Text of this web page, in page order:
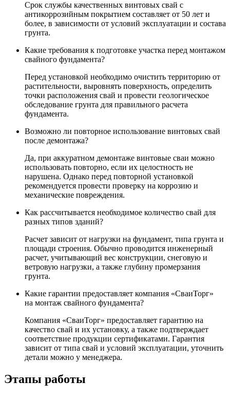
Срок службы качественных винтовых свай с
антикоррозийным покрытием составляет от 50 лет и
более, в зависимости от условий эксплуатации и состава
грунта.
Какие требования к подготовке участка перед монтажом
свайного фундамента?
Перед установкой необходимо очистить территорию от
растительности, выровнять поверхность, определить
точки расположения свай и провести геологическое
обследование грунта для правильного расчета
фундамента.
Возможно ли повторное использование винтовых свай
после демонтажа?
Да, при аккуратном демонтаже винтовые сваи можно
использовать повторно, если их целостность не
нарушена. Однако перед повторной установкой
рекомендуется провести проверку на коррозию и
механические повреждения.
Как рассчитывается необходимое количество свай для
разных типов зданий?
Расчет зависит от нагрузки на фундамент, типа грунта и
площади строения. Обычно проводится инженерный
расчет, учитывающий вес конструкции, снеговую и
ветровую нагрузки, а также глубину промерзания
грунта.
Какие гарантии предоставляет компания «СваиТорг»
на монтаж свайного фундамента?
Компания «СваиТорг» предоставляет гарантию на
качество свай и их установку, а также подтверждает
соответствие продукции сертификатами. Гарантия
зависит от типа свай и условий эксплуатации, уточнить
детали можно у менеджера.
Этапы работы